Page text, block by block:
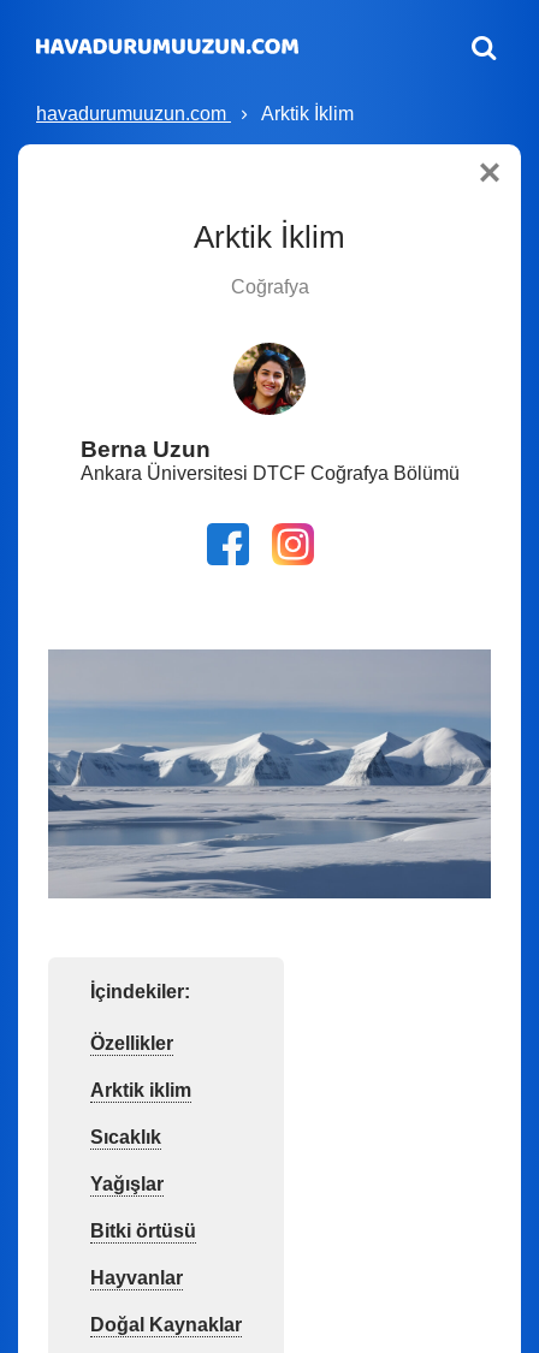
havadurumuuzun.com Arktik İklim
Arktik İklim
Coğrafya
Berna Uzun
Ankara Üniversitesi DTCF Coğrafya Bölümü
İçindekiler:
Özellikler
Arktik iklim
Sıcaklık
Yağışlar
Bitki örtüsü
Hayvanlar
Doğal Kaynaklar